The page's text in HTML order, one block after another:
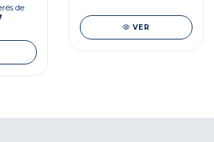
de
VER